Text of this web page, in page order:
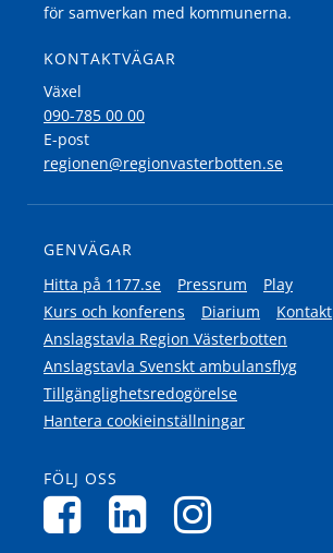
för samverkan med kommunerna.
KONTAKTVÄGAR
Växel
090-785 00 00
E-post
regionen@regionvasterbotten.se
GENVÄGAR
Hitta på 1177.se
Pressrum
Play
Kurs och konferens
Diarium
Kontakt
Anslagstavla Region Västerbotten
Anslagstavla Svenskt ambulansflyg
Tillgänglighetsredogörelse
Hantera cookieinställningar
FÖLJ OSS